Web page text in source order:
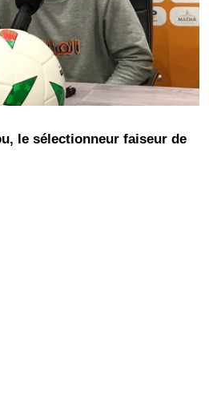
le sélectionneur faiseur de